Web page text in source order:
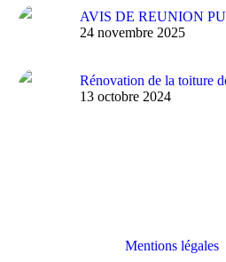
AVIS DE REUNION
24 novembre 2025
Rénovation de la toiture
13 octobre 2024
Mentions légales